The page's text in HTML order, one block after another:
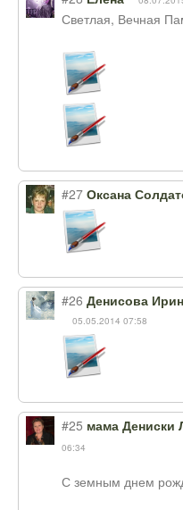
Светлая, Вечная
#27 Оксана
#26 Денисова
05.05.2014 07:58
#25 мама Дениски
06:34
С земным днем